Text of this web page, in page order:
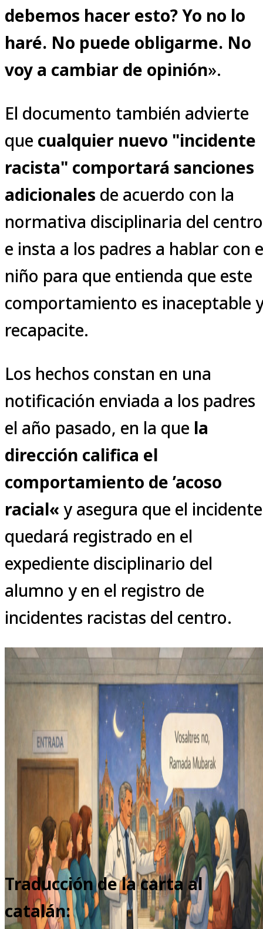
debemos hacer esto? Yo no lo
haré. No puede obligarme. No
voy a cambiar de opinión».
El documento también advierte
que cualquier nuevo "incidente
racista" comportará sanciones
adicionales de acuerdo con la
normativa disciplinaria del centro
e insta a los padres a hablar con
niño para que entienda que este
comportamiento es inaceptable
recapacite.
Los hechos constan en una
notificación enviada a los padres
el año pasado, en la que la
dirección califica el
comportamiento de ’acoso
racial« y asegura que el incidente
quedará registrado en el
expediente disciplinario del
alumno y en el registro de
incidentes racistas del centro.
Traducción de la carta al
catalán: